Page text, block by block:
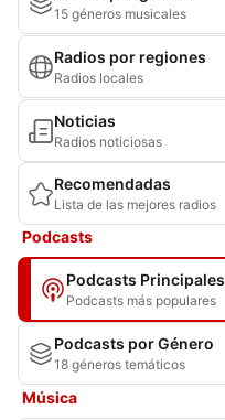
15 géneros musicales
Radios por regiones
Radios locales
Noticias
Radios noticiosas
Recomendadas
Lista de las mejores radios
Podcasts
Podcasts Principales
Podcasts más populares
Podcasts por Género
18 géneros temáticos
Música